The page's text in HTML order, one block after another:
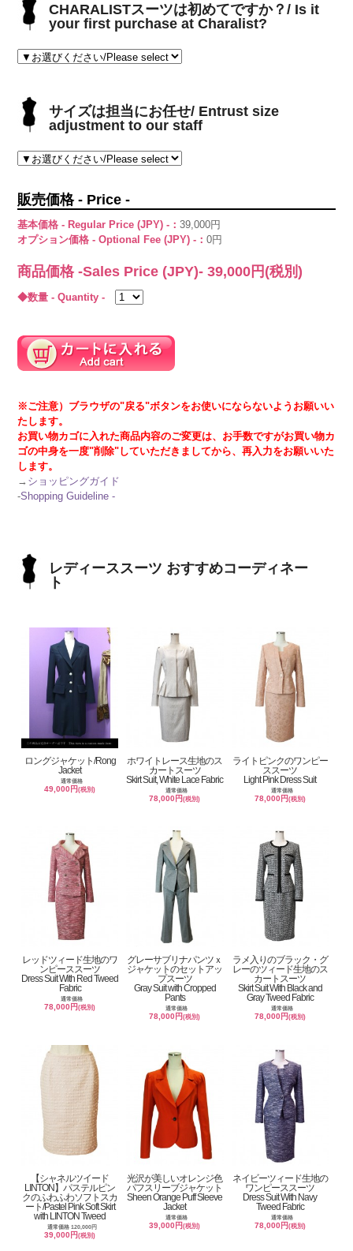
CHARALISTスーツは初めてですか？/ Is it
your first purchase at Charalist?
サイズは担当にお任せ/ Entrust size
adjustment to our staff
販売価格 - Price -
基本価格 - Regular Price (JPY) -：39,000円
オプション価格 - Optional Fee (JPY) -：0円
商品価格 -Sales Price (JPY)-39,000 円(税別)
◆数量 - Quantity -
※ご注意）ブラウザの"戻る"ボタンをお使いにならないようお願いい
たします。
お買い物カゴに入れた商品内容のご変更は、お手数ですがお買い物カ
ゴの中身を一度"削除"していただきましてから、再入力をお願いいた
します。
→ ショッピングガイド
-Shopping Guideline -
レディーススーツ おすすめコーディネー
ト
ロングジャケット/Rong
Jacket
通常価格
49,000円(税別)
ホワイトレース生地のス
カートスーツ
Skirt Suit, White Lace Fabric
通常価格
78,000円(税別)
ライトピンクのワンピー
ススーツ
Light Pink Dress Suit
通常価格
78,000円 (税別)
レッドツィード生地のワ
ンピーススーツ
Dress Suit With Red Tweed
Fabric
通常価格
78,000円(税別)
グレーサブリナパンツｘ
ジャケットのセットアッ
プスーツ
Gray Suit with Cropped
Pants
通常価格
78,000円(税別)
ラメ入りのブラック・グ
レーのツィード生地のス
カートスーツ
Skirt Suit With Black and
Gray Tweed Fabric
通常価格
78,000円 (税別)
【シャネルツイード
LINTON】パステルピン
クのふわふわソフトスカ
ート/Pastel Pink Soft Skirt
with LINTON Tweed
通常価格 120,000円
39,000円(税別)
光沢が美しいオレンジ色
パフスリーブジャケット
Sheen Orange Puff Sleeve
Jacket
通常価格
39,000円(税別)
ネイビーツィード生地の
ワンピーススーツ
Dress Suit With Navy
Tweed Fabric
通常価格
78,000円 (税別)